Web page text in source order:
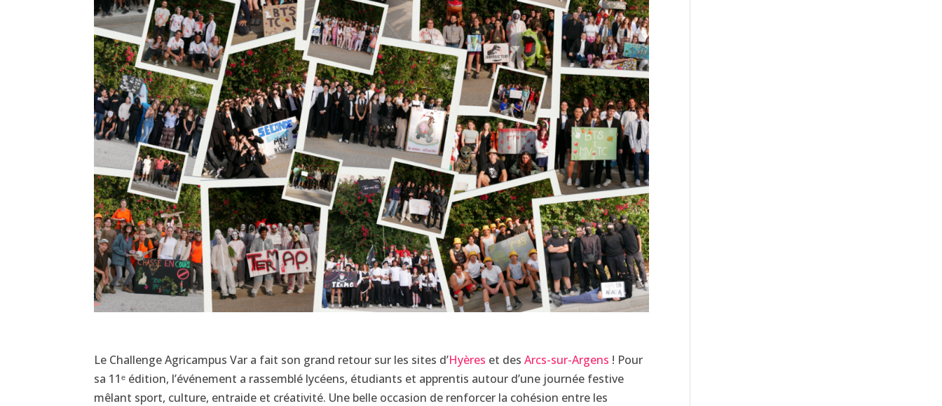
Le Challenge Agricampus Var a fait son grand retour sur les sites d’Hyères et desArcs-sur-Argens ! Pour
sa 11ᵉ édition, l’événement a rassemblé lycéens, étudiants et apprentis autour d’une journée festive
mêlant sport, culture, entraide et créativité. Une belle occasion de renforcer la cohésion entre les